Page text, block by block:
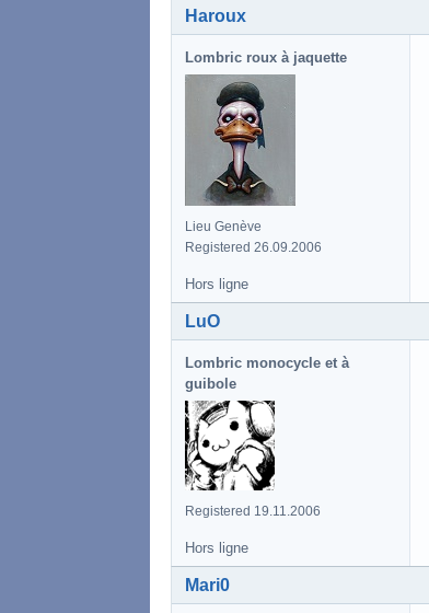
Haroux
Lombric roux à jaquette
Lieu Genève
Registered 26.09.2006
Hors ligne
LuO
Lombric monocycle et à
guibole
Registered 19.11.2006
Hors ligne
Mari0